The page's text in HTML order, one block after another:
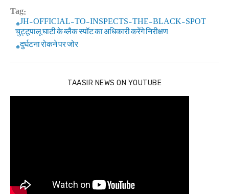
Tag:
JH-OFFICIAL-TO-INSPECTS-THE-BLACK-SPOT
चुट्टूपालू घाटी के ब्लैक स्पॉट का अधिकारी करेंगे निरीक्षण
दुर्घटना रोकने पर जोर
TAASIR NEWS ON YOUTUBE